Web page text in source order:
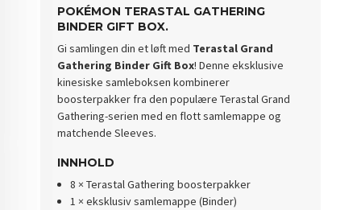
POKÉMON TERASTAL GATHERING
BINDER GIFT BOX.
Gi samlingen din et løft med Terastal Grand
Gathering Binder Gift Box! Denne eksklusive
kinesiske samleboksen kombinerer
boosterpakker fra den populære Terastal Grand
Gathering-serien med en flott samlemappe og
matchende Sleeves.
INNHOLD
8 × Terastal Gathering boosterpakker
1 × eksklusiv samlemappe (Binder)